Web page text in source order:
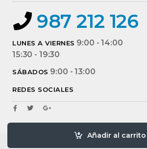
Añadir al carrito
987 212 126
LUNES A VIERNES 9:00 - 14:00
15:30 - 19:30
SÁBADOS 9:00 - 13:00
REDES SOCIALES